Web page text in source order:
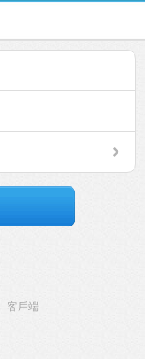
客戶端